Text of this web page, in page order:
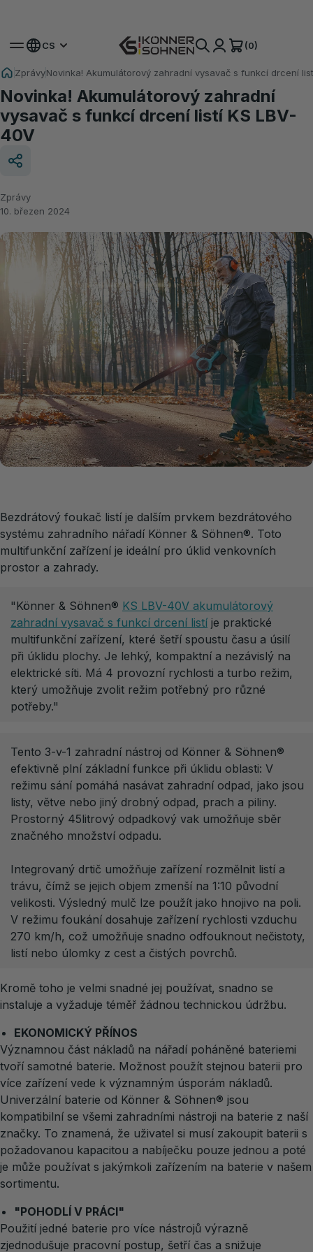
CS (0)
ZprávyNovinka! Akumulátorový zahradní vysavač s funkcí drcení
Novinka! Akumulátorový zahradní
vysavač s funkcí drcení listí KS LBV-
40V
Zprávy
10. březen 2024
Bezdrátový foukač listí je dalším prvkem bezdrátového
systému zahradního nářadí Könner & Söhnen®. Toto
multifunkční zařízení je ideální pro úklid venkovních
prostor a zahrady.
"Könner & Söhnen® KS LBV-40V akumulátorový
zahradní vysavač s funkcí drcení listí je praktické
multifunkční zařízení, které šetří spoustu času a úsilí
při úklidu plochy. Je lehký, kompaktní a nezávislý na
elektrické síti. Má 4 provozní rychlosti a turbo režim,
který umožňuje zvolit režim potřebný pro různé
potřeby."
Tento 3-v-1 zahradní nástroj od Könner & Söhnen®
efektivně plní základní funkce při úklidu oblasti: V
režimu sání pomáhá nasávat zahradní odpad, jako jsou
listy, větve nebo jiný drobný odpad, prach a piliny.
Prostorný 45litrový odpadkový vak umožňuje sběr
značného množství odpadu.
Integrovaný drtič umožňuje zařízení rozmělnit listí a
trávu, čímž se jejich objem zmenší na 1:10 původní
velikosti. Výsledný mulč lze použít jako hnojivo na poli.
V režimu foukání dosahuje zařízení rychlosti vzduchu
270 km/h, což umožňuje snadno odfouknout nečistoty,
listí nebo úlomky z cest a čistých povrchů.
Kromě toho je velmi snadné jej používat, snadno se
instaluje a vyžaduje téměř žádnou technickou údržbu.
EKONOMICKÝ PŘÍNOS
Významnou část nákladů na nářadí poháněné bateriemi
tvoří samotné baterie. Možnost použít stejnou baterii pro
více zařízení vede k významným úsporám nákladů.
Univerzální baterie od Könner & Söhnen® jsou
kompatibilní se všemi zahradními nástroji na baterie z naší
značky. To znamená, že uživatel si musí zakoupit baterii s
požadovanou kapacitou a nabíječku pouze jednou a poté
je může používat s jakýmkoli zařízením na baterie v našem
sortimentu.
"POHODLÍ V PRÁCI"
Použití jedné baterie pro více nástrojů výrazně
zjednodušuje pracovní postup, šetří čas a snižuje